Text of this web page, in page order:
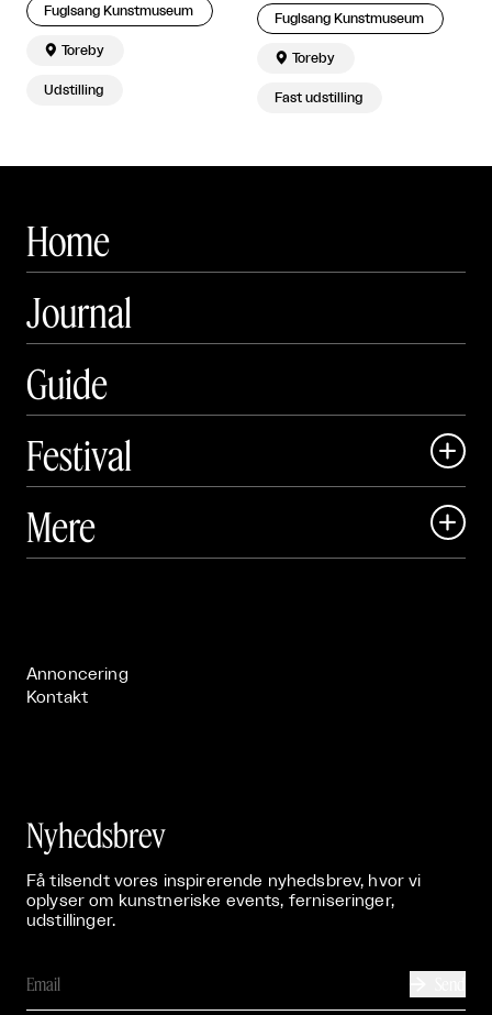
Fuglsang Kunstmuseum
 Toreby
Udstilling
Fuglsang Kunstmuseum
 Toreby
Fast udstilling
Home
Journal
Guide
Festival

 Art Matter Festival
Mere 
Annoncering
Kontakt
Nyhedsbrev
Få tilsendt vores inspirerende nyhedsbrev, hvor vi
oplyser om kunstneriske events, ferniseringer,
udstillinger.